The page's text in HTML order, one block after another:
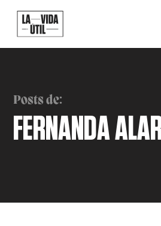
Posts de:
FERNANDA